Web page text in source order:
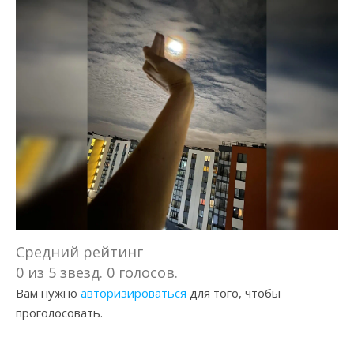
Средний рейтинг
0 из 5 звезд. 0 голосов.
Вам нужно авторизироваться для того, чтобы
проголосовать.